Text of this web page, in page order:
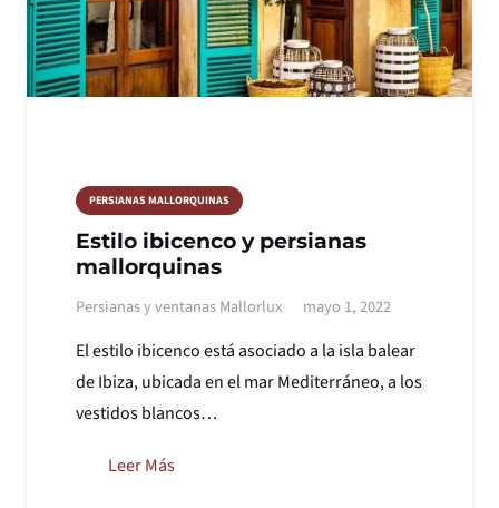
PERSIANAS MALLORQUINAS
Estilo ibicenco y persianas
mallorquinas
Persianas y ventanas Mallorlux mayo 1, 2022
El estilo ibicenco está asociado a la isla balear
de Ibiza, ubicada en el mar Mediterráneo, a los
vestidos blancos…
Leer Más